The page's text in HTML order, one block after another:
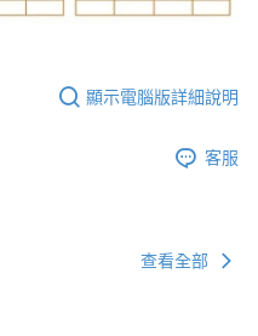
顯示電腦版詳細說明
客服
查看全部